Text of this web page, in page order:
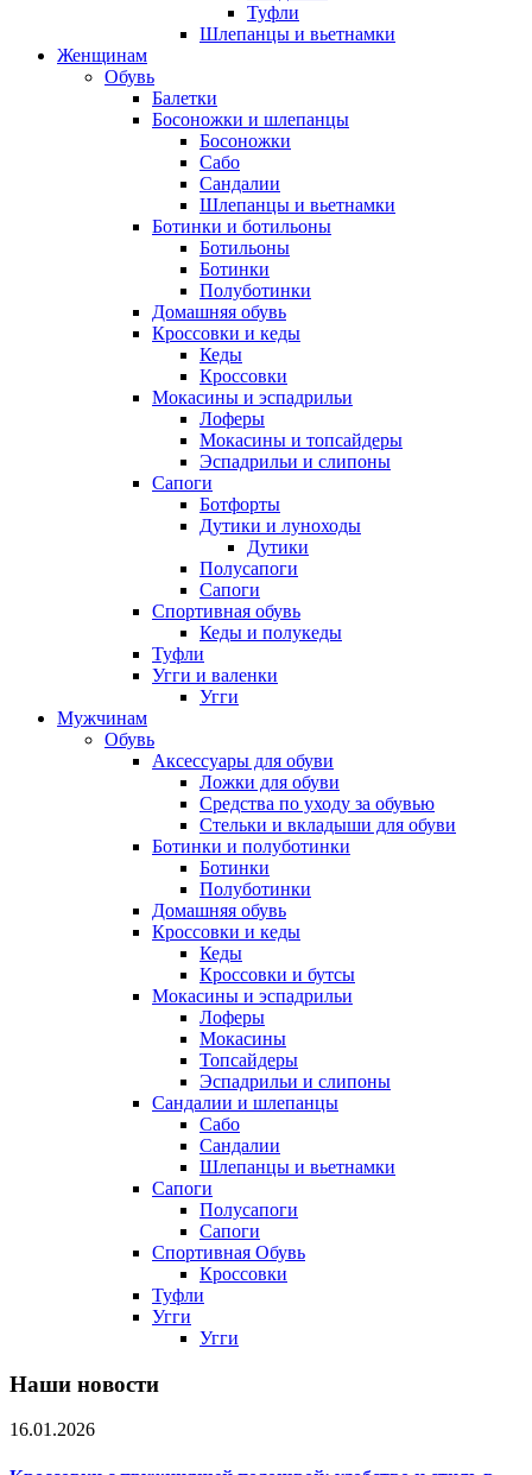
Туфли
Шлепанцы и вьетнамки
Женщинам
Обувь
Балетки
Босоножки и шлепанцы
Босоножки
Сабо
Сандалии
Шлепанцы и вьетнамки
Ботинки и ботильоны
Ботильоны
Ботинки
Полуботинки
Домашняя обувь
Кроссовки и кеды
Кеды
Кроссовки
Мокасины и эспадрильи
Лоферы
Мокасины и топсайдеры
Эспадрильи и слипоны
Сапоги
Ботфорты
Дутики и луноходы
Дутики
Полусапоги
Сапоги
Спортивная обувь
Кеды и полукеды
Туфли
Угги и валенки
Угги
Мужчинам
Обувь
Аксессуары для обуви
Ложки для обуви
Средства по уходу за обувью
Стельки и вкладыши для обуви
Ботинки и полуботинки
Ботинки
Полуботинки
Домашняя обувь
Кроссовки и кеды
Кеды
Кроссовки и бутсы
Мокасины и эспадрильи
Лоферы
Мокасины
Топсайдеры
Эспадрильи и слипоны
Сандалии и шлепанцы
Сабо
Сандалии
Шлепанцы и вьетнамки
Сапоги
Полусапоги
Сапоги
Спортивная Обувь
Кроссовки
Туфли
Угги
Угги
Наши новости
16.01.2026